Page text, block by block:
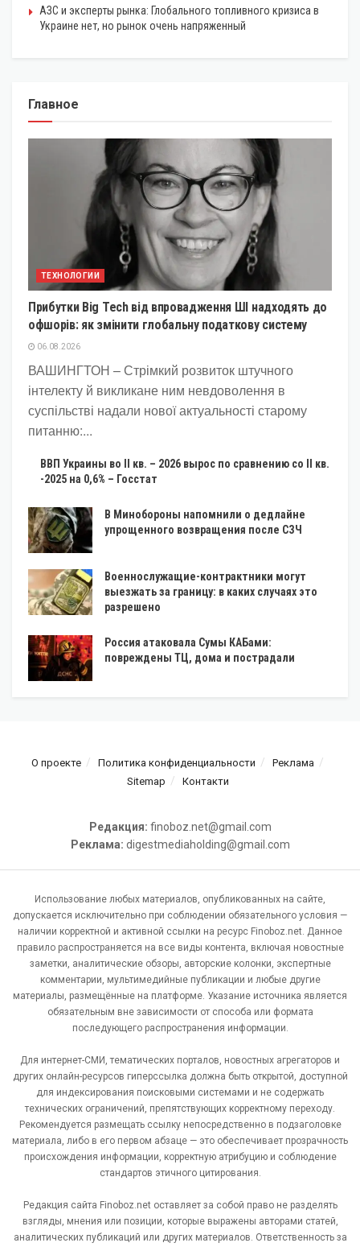
АЗС и эксперты рынка: Глобального топливного кризиса в
Украине нет, но рынок очень напряженный
Главное
ТЕХНОЛОГИИ
Прибутки Big Tech від впровадження ШІ надходять до
офшорів: як змінити глобальну податкову систему
06.08.2026
ВАШИНГТОН – Стрімкий розвиток штучного
інтелекту й викликане ним невдоволення в
суспільстві надали нової актуальності старому
питанню:...
ВВП Украины во II кв. – 2026 вырос по сравнению со II кв.
-2025 на 0,6% – Госстат
В Минобороны напомнили о дедлайне
упрощенного возвращения после СЗЧ
Военнослужащие-контрактники могут
выезжать за границу: в каких случаях это
разрешено
Россия атаковала Сумы КАБами:
повреждены ТЦ, дома и пострадали
О проекте Политика конфиденциальности
Реклама
Sitemap
Контакти
Редакция: finoboz.net@gmail.com
Реклама: digestmediaholding@gmail.com
Использование любых материалов, опубликованных на сайте,
допускается исключительно при соблюдении обязательного условия —
наличии корректной и активной ссылки на ресурс Finoboz.net. Данное
правило распространяется на все виды контента, включая новостные
заметки, аналитические обзоры, авторские колонки, экспертные
комментарии, мультимедийные публикации и любые другие
материалы, размещённые на платформе. Указание источника является
обязательным вне зависимости от способа или формата
последующего распространения информации.
Для интернет-СМИ, тематических порталов, новостных агрегаторов и
других онлайн-ресурсов гиперссылка должна быть открытой, доступной
для индексирования поисковыми системами и не содержать
технических ограничений, препятствующих корректному переходу.
Рекомендуется размещать ссылку непосредственно в подзаголовке
материала, либо в его первом абзаце — это обеспечивает прозрачность
происхождения информации, корректную атрибуцию и соблюдение
стандартов этичного цитирования.
Редакция сайта Finoboz.net оставляет за собой право не разделять
взгляды, мнения или позиции, которые выражены авторами статей,
аналитических публикаций или других материалов. Ответственность за